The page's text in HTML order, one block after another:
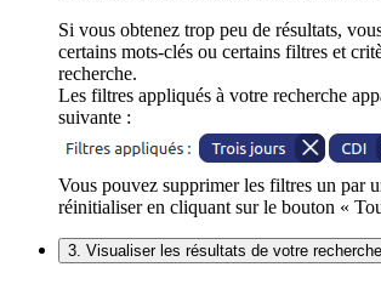
Si vous obtenez trop peu de résultats,
certains mots-clés ou certains filtres et
recherche.
Les filtres appliqués à votre recherche
suivante :
Vous pouvez supprimer les filtres un par
réinitialiser en cliquant sur le bouton «
3. Visualiser les résultats de votre recherche